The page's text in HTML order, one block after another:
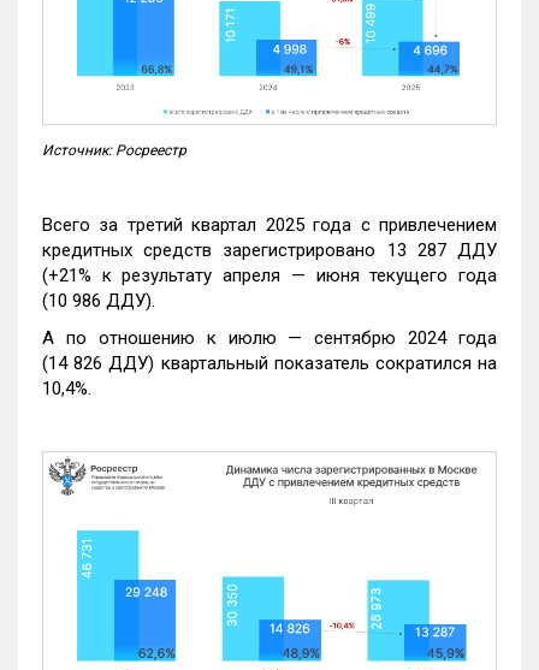
Источник: Росреестр
Всего за третий квартал 2025 года с привлечением
кредитных средств зарегистрировано 13 287 ДДУ
(+21% к результату апреля — июня текущего года
(10 986 ДДУ).
А по отношению к июлю — сентябрю 2024 года
(14 826 ДДУ) квартальный показатель сократился на
10,4%.